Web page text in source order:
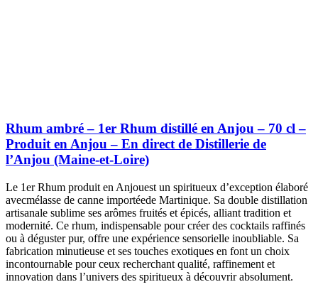
Rhum ambré – 1er Rhum distillé en Anjou – 70 cl –
Produit en Anjou – En direct de Distillerie de
l’Anjou (Maine-et-Loire)
Le 1er Rhum produit en Anjouest un spiritueux d’exception élaboré
avecmélasse de canne importéede Martinique. Sa double distillation
artisanale sublime ses arômes fruités et épicés, alliant tradition et
modernité. Ce rhum, indispensable pour créer des cocktails raffinés
ou à déguster pur, offre une expérience sensorielle inoubliable. Sa
fabrication minutieuse et ses touches exotiques en font un choix
incontournable pour ceux recherchant qualité, raffinement et
innovation dans l’univers des spiritueux à découvrir absolument.